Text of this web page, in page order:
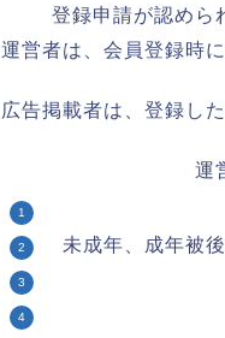
登録申請が認めら
運営者は、会員登録時
広告掲載者は、登録し
運
未成年、成年被